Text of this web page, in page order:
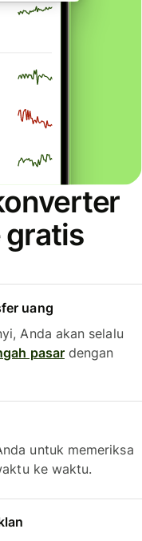
gratis
uang
Anda akan selalu
pasardengan
untuk memeriksa
ke waktu.